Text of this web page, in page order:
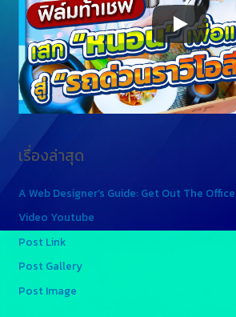
เรื่องล่าสุด
A Web Designer’s Guide: Get Out The Office
Video Youtube
Post Link
Post Gallery
Post Image